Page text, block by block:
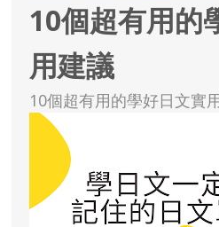
10個超有用的
用建議
10個超有用的學好日文實